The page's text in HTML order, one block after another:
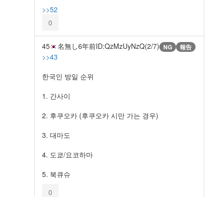
>>52
0
45 名無し6年前ID:QzMzUyNzQ(2/7) NG 報告
>>43
한국인 방일 순위
1. 간사이
2. 후쿠오카 (후쿠오카 시만 가는 경우)
3. 대마도
4. 도쿄/요코하마
5. 북큐슈
0